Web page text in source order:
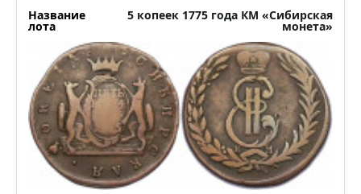
5 копеек 1775 года КМ «Сибирская
монета»